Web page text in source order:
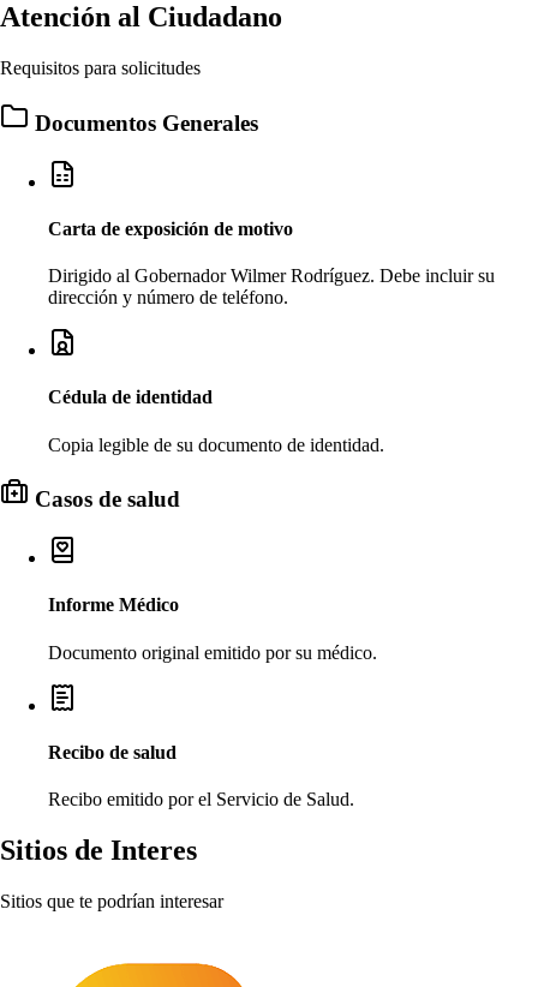
Atención al Ciudadano
Requisitos para solicitudes
Documentos Generales
Carta de exposición de motivo
Dirigido al Gobernador Wilmer Rodríguez. Debe incluir su
dirección y número de teléfono.
Cédula de identidad
Copia legible de su documento de identidad.
Casos de salud
Informe Médico
Documento original emitido por su médico.
Recibo de salud
Recibo emitido por el Servicio de Salud.
Sitios de Interes
Sitios que te podrían interesar